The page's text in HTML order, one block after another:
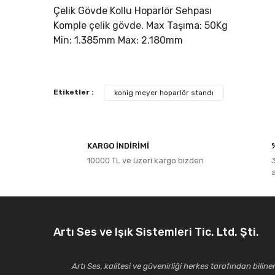
Çelik Gövde Kollu Hoparlör Sehpası
Komple çelik gövde. Max Taşıma: 50Kg
Min: 1.385mm Max: 2.180mm
Bu ürünün fiyat bilgisi, resim, ürün açıklamalarında ve
Ürün açıklamasında eksik bilgiler bulunuyor.
Ürün bilgilerinde hatalar bulunuyor.
Etiketler : konig meyer hoparlör standı
KARGO İNDİRİMİ
10000 TL ve üzeri kargo bizden
Artı Ses ve Işık Sistemleri Tic. Ltd. Şti.
Artı Ses, kalitesi ve güvenirliği herkes tarafından bilinen